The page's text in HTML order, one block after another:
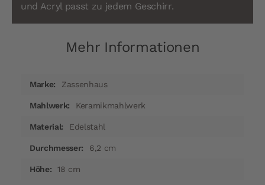
und Acryl passt zu jedem Geschirr.
Mehr Informationen
InformationenZassenhaus
Keramikmahlwerk
Edelstahl
6,2 cm
18 cm